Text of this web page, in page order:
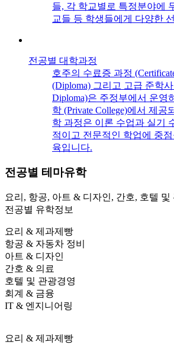
들, 각 학교별로 특정분야에
교들 등 학생들에게 다양한
전공별 대학과정
호주의 수료증 과정
(Diploma) 그리고 고급 준학
Diploma)은 주정부에서 운영
학 (Private College)에서 제공
학 과정은 이론 수업과 실기
적이고 전문적인 학업에 중
육입니다.
전공별 테마유학
요리, 항공, 아트 & 디자인, 간호, 호텔 및
전공별 유학정보
요리 & 제과제빵
항공 & 자동차 정비
아트 & 디자인
간호 & 의료
호텔 및 관광경영
회계 & 금융
IT & 엔지니어링
요리 & 제과제빵